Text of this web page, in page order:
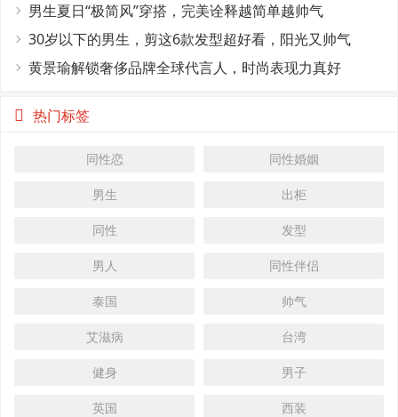
男生夏日“极简风”穿搭，完美诠释越简单越帅气
30岁以下的男生，剪这6款发型超好看，阳光又帅气
黄景瑜解锁奢侈品牌全球代言人，时尚表现力真好
热门标签
同性恋 同性婚姻
男生 出柜
同性 发型
男人 同性伴侣
泰国 帅气
艾滋病 台湾
健身 男子
英国 西装